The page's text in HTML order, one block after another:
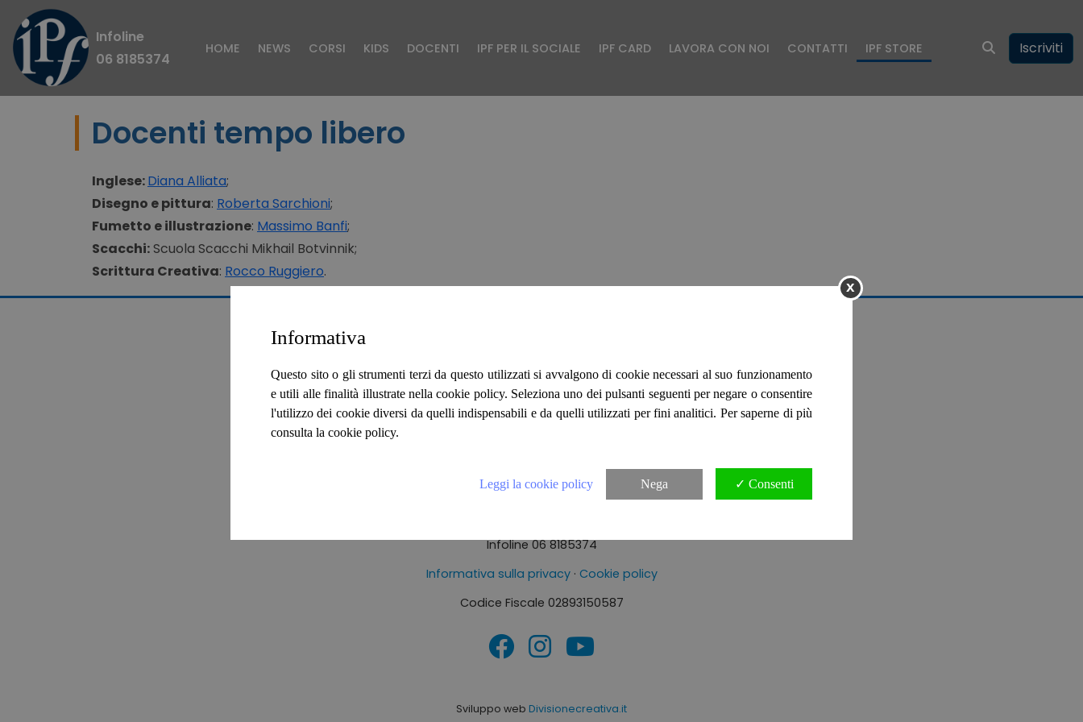
Infoline
06 8185374
HOME NEWS CORSI KIDS DOCENTI IPF PER IL SOCIALE IPF CARD LAVORA CON NOI CONTATTI IPF STORE Iscriviti
Docenti tempo libero
Inglese:Diana Alliata;
Disegno e pittura: Roberta Sarchioni;
Fumetto e illustrazione: Massimo Banfi;
Scacchi:Scuola Scacchi Mikhail Botvinnik;
Scrittura Creativa: Rocco Ruggiero.
© 2026 Insieme Per Fare
Infoline 06 8185374
Informativa sulla privacy· Cookie policy
Codice Fiscale 02893150587
Sviluppo web Divisionecreativa.it
x
Informativa
Questo sito o gli strumenti terzi da questo utilizzati si avvalgono di cookie necessari al suo funzionamento
e utili alle finalità illustrate nella cookie policy. Seleziona uno dei pulsanti seguenti per negare o consentire
l'utilizzo dei cookie diversi da quelli indispensabili e da quelli utilizzati per fini analitici. Per saperne di più
consulta la cookie policy.
Leggi la cookie policy Nega ✓ Consenti